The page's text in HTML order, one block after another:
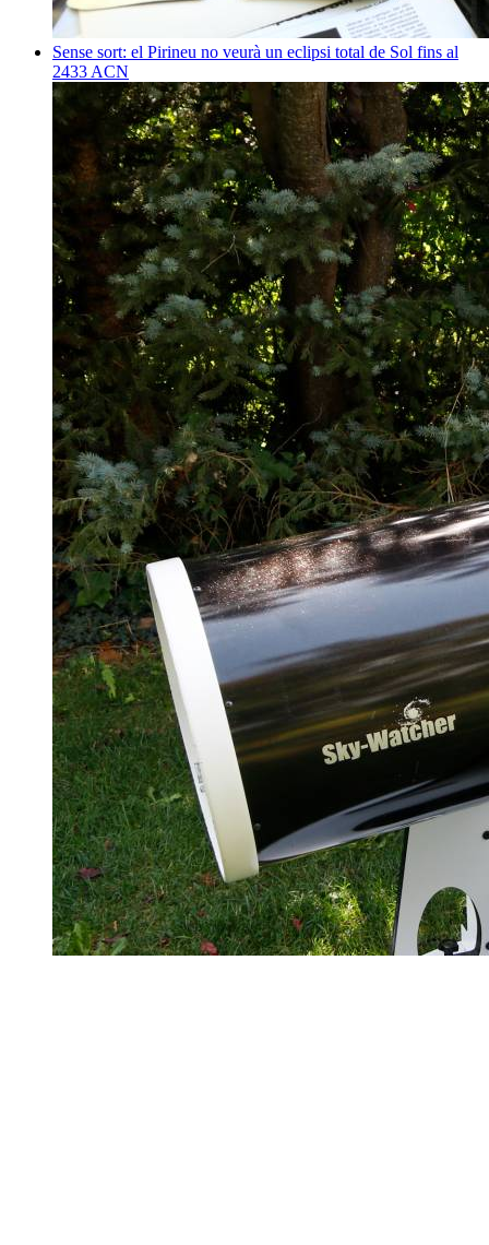
Sense sort: el Pirineu no veurà un eclipsi total de Sol fins al
2433 ACN